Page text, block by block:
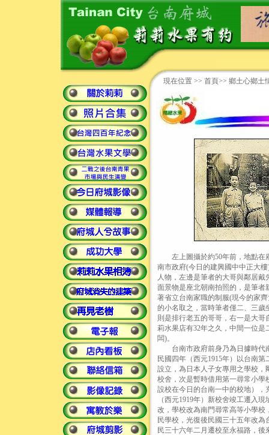
現在位置 >> 首頁>> 鄉土心鄉土
左上圖攝於約50年前，地點在
南市政府(今日的建興國中中正大
人物，左邊是筆者的大哥與鄰居
面景物是座北朝南拍照的，是筆者
著省立台南家職的制服(現今的家
的小名取之，當時筆者僅二、三歲
則是排行老五的哥哥，右一是大哥
莉水果店有32年之久，中間一位是
闆)。
台南市政府前身乃為日據時代
民國四年（西元1915年）以台南
設立，為日本人子女專用之學校，
校舍，次是暫時借用第一尋常小學
設校在今日的台南一中的校地），
（西元1919年）新校舍竣工遷入
改，學校改為南門尋常高等小學校
民學校，光復後民國三十五年改
民三十六年二月遷校至永福路，